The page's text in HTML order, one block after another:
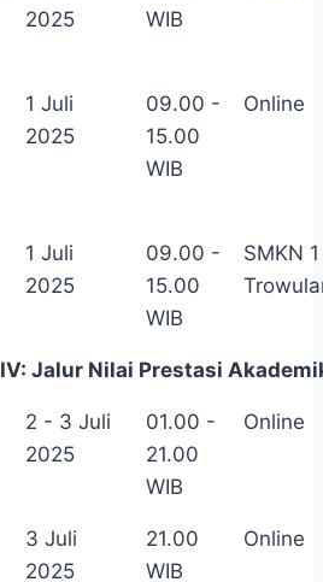
2025
WIB
1 Juli
2025
09.00 -
15.00
WIB
Online
1 Juli
2025
09.00 -
15.00
WIB
SMKN 1
Jalur Nilai Prestasi
2 - 3 Juli
2025
01.00 -
21.00
WIB
Online
3 Juli
2025
21.00
WIB
Online